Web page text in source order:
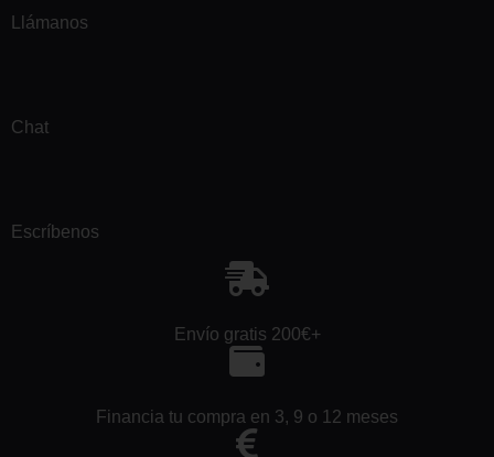
Llámanos
Chat
Escríbenos
Envío gratis 200€+
Financia tu compra en 3, 9 o 12 meses